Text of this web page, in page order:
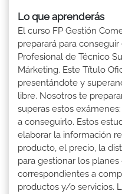
Lo que aprenderás
El curso FP Gestión
preparará para
Profesional de Técnico
Márketing. Este Título
presentándote y
libre. Nosotros te
superas estos
a conseguirlo. Estos
elaborar la información
producto, el precio, la
para gestionar los
correspondientes a
productos y/o servicios.